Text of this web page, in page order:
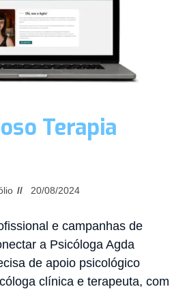
Terapia
20/08/2024
e campanhas de
a Psicóloga Agda
de apoio psicológico
clínica e terapeuta, com